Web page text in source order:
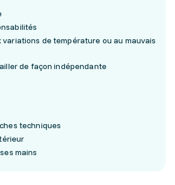
variations de température ou au mauvais
de façon indépendante
techniques
mains